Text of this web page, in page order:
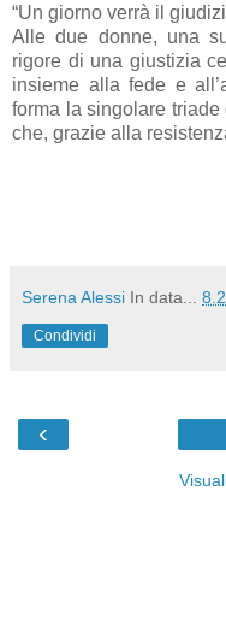
“Un giorno verrà il
Alle due donne, una
rigore di una giustizia
insieme alla fede e
forma la singolare
che, grazie alla
Serena Alessi In data...
Condividi
‹